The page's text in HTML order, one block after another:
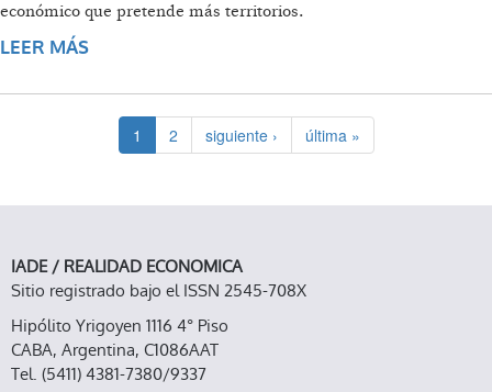
económico que pretende más territorios.
LEER MÁS
INMOBILIARIA, TURISMO SIN CONTROL Y
GOBIERNOS
1 2 siguiente › última »
IADE / REALIDAD ECONOMICA
Sitio registrado bajo el ISSN 2545-708X
Hipólito Yrigoyen 1116 4° Piso
CABA, Argentina, C1086AAT
Tel. (5411) 4381-7380/9337